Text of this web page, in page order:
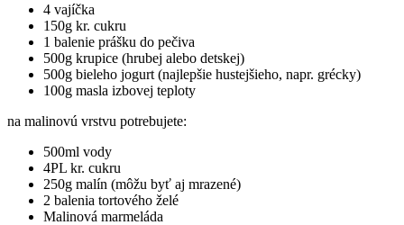
4 vajíčka
150g kr. cukru
1 balenie prášku do pečiva
500g krupice (hrubej alebo detskej)
500g bieleho jogurt (najlepšie hustejšieho, napr. grécky)
100g masla izbovej teploty
na malinovú vrstvu potrebujete:
500ml vody
4PL kr. cukru
250g malín (môžu byť aj mrazené)
2 balenia tortového želé
Malinová marmeláda